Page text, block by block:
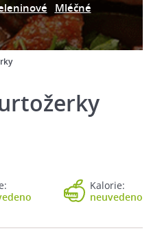
Mléčné
Kalorie:
neuvedeno